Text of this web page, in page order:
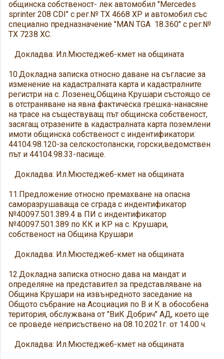
общинска собственост- лек автомобил "Mercedes
sprinter 208 CDI" с рег.№ ТХ 4668 ХР и автомобил със
специално предназначение "MAN TGA 18.360" с рег.№
ТХ 7238 ХС.
Докладва: Ил.Мюстеджеб-кмет на общината
10.Докладна записка относно даване на съгласие за
изменение на кадастралната карта и кадастралните
регистри на с. Лозенец,Община Крушари състоящо се
в отстраняване на явна фактическа грешка-нанасяне
на трасе на съществуващ път общинска собственост,
засягащ отразените в кадастралната карта поземлени
имоти общинска собственост с индентификатори:
44104.98.120-за селскостопански, горски,ведомствен
път и 44104.98.33-пасище.
Докладва: Ил.Мюстеджеб-кмет на общината
11.Предложение относно премахване на опасна
саморазрушаваща се сграда с индентификатор
№40097.501.389.4 в ПИ с индентификатор
№40097.501.389 по КК и КР на с. Крушари,
собственост на Община Крушари
Докладва: Ил.Мюстеджеб-кмет на общината
12.Докладна записка относно дава на мандат и
определяне на представител за представляване на
Община Крушари на извънредното заседание на
Общото събрание на Асоциация по В и К в обособена
територия, обслужвана от "ВиК Добрич" АД, което ще
се проведе неприсъствено на 08.10.2021г. от 14.00 ч.
Докладва: Ил.Мюстеджеб-кмет на общината